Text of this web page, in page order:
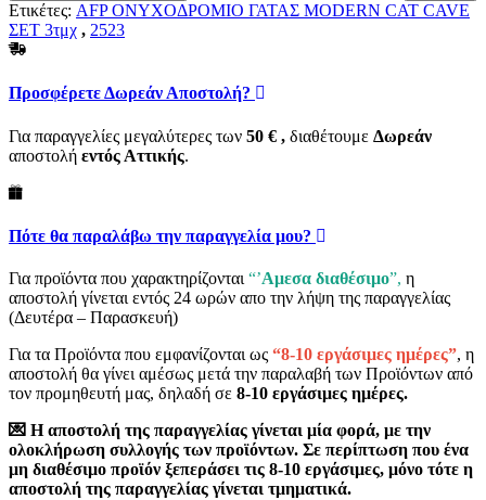
Ετικέτες: AFP ΟΝΥΧΟΔΡΟΜΙΟ ΓΑΤΑΣ MODERN CAT CAVE
ΣΕΤ 3τμχ , 2523
Προσφέρετε Δωρεάν Αποστολή?
Για παραγγελίες μεγαλύτερες των 50 € , διαθέτουμε Δωρεάν
αποστολή εντός Αττικής.
Πότε θα παραλάβω την παραγγελία μου?
Για προϊόντα που χαρακτηρίζονται “’Αμεσα διαθέσιμο”, η
αποστολή γίνεται εντός 24 ωρών απο την λήψη της παραγγελίας
(Δευτέρα – Παρασκευή)
Για τα Προϊόντα που εμφανίζονται ως “8-10 εργάσιμες ημέρες”, η
αποστολή θα γίνει αμέσως μετά την παραλαβή των Προϊόντων από
τον προμηθευτή μας, δηλαδή σε 8-10 εργάσιμες ημέρες.
💌 Η αποστολή της παραγγελίας γίνεται μία φορά, με την
ολοκλήρωση συλλογής των προϊόντων. Σε περίπτωση που ένα
μη διαθέσιμο προϊόν ξεπεράσει τις 8-10 εργάσιμες, μόνο τότε η
αποστολή της παραγγελίας γίνεται τμηματικά.